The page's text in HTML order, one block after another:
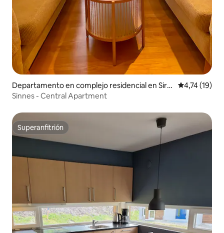
Departamento en complejo residencial en Sird
al kommune
Calificación
4,74 (19)
Sinnes - Central Apartment
Superanfitrión
Superanfitrión